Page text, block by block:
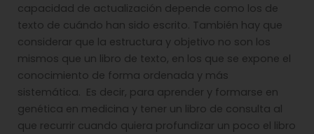
capacidad de actualización depende como los de
texto de cuándo han sido escrito. También hay que
considerar que la estructura y objetivo no son los
mismos que un libro de texto, en los que se expone el
conocimiento de forma ordenada y más
sistemática. Es decir, para aprender y formarse en
genética en medicina y tener un libro de consulta al
que recurrir cuando quiera profundizar un poco el libro